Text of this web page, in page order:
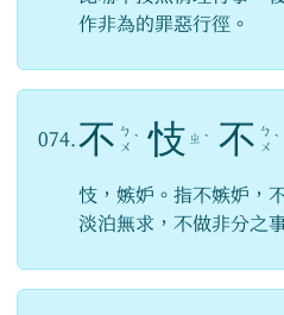
作非為的罪惡行徑。
074. 不 ㄅ
ㄨ ˋ 忮 ㄓ ˋ 不 ㄅ
ㄨ ˋ
忮，嫉妒。指不嫉妒，
淡泊無求，不做非分之